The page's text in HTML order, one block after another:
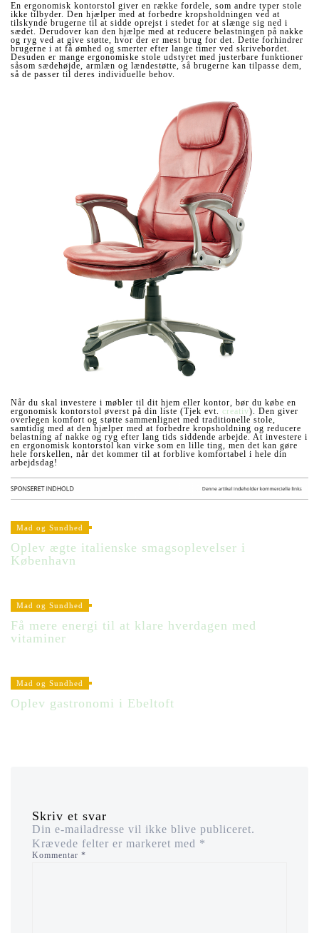
En ergonomisk kontorstol giver en række fordele, som andre typer stole
ikke tilbyder. Den hjælper med at forbedre kropsholdningen ved at
tilskynde brugerne til at sidde oprejst i stedet for at slænge sig ned i
sædet. Derudover kan den hjælpe med at reducere belastningen på nakke
og ryg ved at give støtte, hvor der er mest brug for det. Dette forhindrer
brugerne i at få ømhed og smerter efter lange timer ved skrivebordet.
Desuden er mange ergonomiske stole udstyret med justerbare funktioner
såsom sædehøjde, armlæn og lændestøtte, så brugerne kan tilpasse dem,
så de passer til deres individuelle behov.
Når du skal investere i møbler til dit hjem eller kontor, bør du købe en
ergonomisk kontorstol øverst på din liste (Tjek evt. creativ). Den giver
overlegen komfort og støtte sammenlignet med traditionelle stole,
samtidig med at den hjælper med at forbedre kropsholdning og reducere
belastning af nakke og ryg efter lang tids siddende arbejde. At investere i
en ergonomisk kontorstol kan virke som en lille ting, men det kan gøre
hele forskellen, når det kommer til at forblive komfortabel i hele din
arbejdsdag!
Mad og Sundhed
Oplev ægte italienske smagsoplevelser i
København
Mad og Sundhed
Få mere energi til at klare hverdagen med
vitaminer
Mad og Sundhed
Oplev gastronomi i Ebeltoft
Skriv et svar
Din e-mailadresse vil ikke blive publiceret.
Krævede felter er markeret med *
Kommentar *